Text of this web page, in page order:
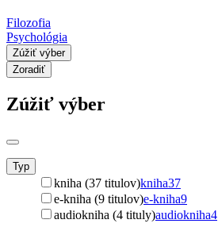
Filozofia
Psychológia
Zúžiť výber
Zoradiť
Zúžiť výber
Typ
kniha (37 titulov)kniha37
e-kniha (9 titulov)e-kniha9
audiokniha (4 tituly)audiokniha4